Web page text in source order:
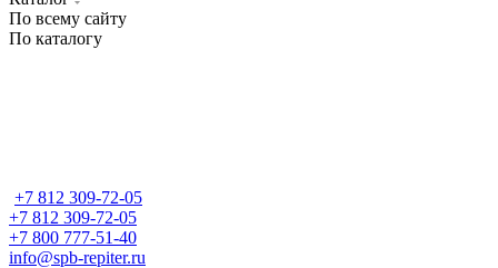
По всему сайту
По каталогу
+7 812 309-72-05
+7 812 309-72-05
+7 800 777-51-40
info@spb-repiter.ru